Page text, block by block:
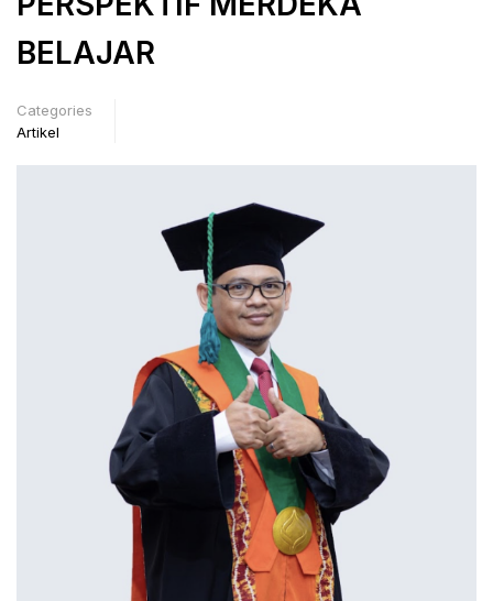
BELAJAR
Categories
Artikel